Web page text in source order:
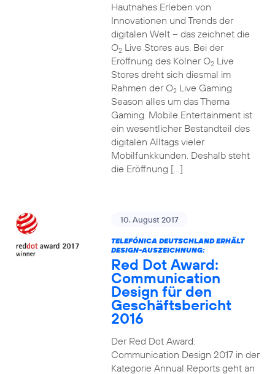
Hautnahes Erleben von
Innovationen und Trends der
digitalen Welt – das zeichnet die
O2Live Stores aus. Bei der
Eröffnung des Kölner O2Live
Stores dreht sich diesmal im
Rahmen der O2Live Gaming
Season alles um das Thema
Gaming. Mobile Entertainment ist
ein wesentlicher Bestandteil des
digitalen Alltags vieler
Mobilfunkkunden. Deshalb steht
die Eröffnung […]
10. August 2017
TELEFÓNICA DEUTSCHLAND ERHÄLT
DESIGN-AUSZEICHNUNG:
Red Dot Award:
Communication
Design für den
Geschäftsbericht
2016
Der Red Dot Award:
Communication Design 2017 in der
Kategorie Annual Reports geht an